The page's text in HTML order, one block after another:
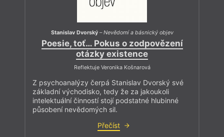
Stanislav Dvorský–Nevědomí a básnický objev
Poesie, toť… Pokus o zodpovězení
otázky existence
Reflektuje Veronika Košnarová
Z psychoanalýzy čerpá Stanislav Dvorský své
základní východisko, tedy že za jakoukoli
intelektuální činností stojí podstatné hlubinné
působení nevědomých sil.
Přečíst